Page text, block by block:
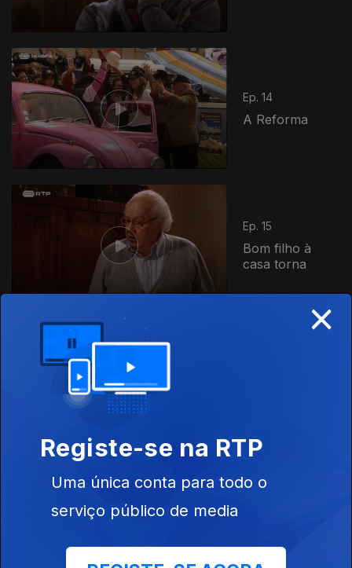
Ep. 14
A Reforma
Ep. 15
Bom filho à
casa torna
×
Registe-se na RTP
Uma única conta para todo o
serviço público de media